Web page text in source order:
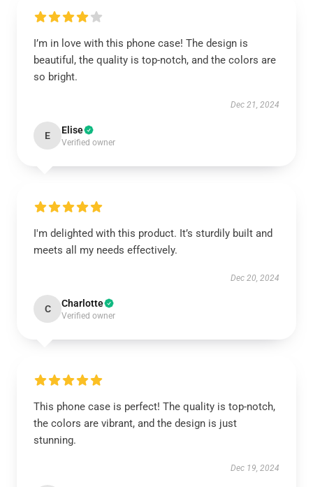
I’m in love with this phone case! The design is
beautiful, the quality is top-notch, and the colors are
so bright.
Dec 21, 2024
E Elise
Verified owner
I'm delighted with this product. It’s sturdily built and
meets all my needs effectively.
Dec 20, 2024
C Charlotte
Verified owner
This phone case is perfect! The quality is top-notch,
the colors are vibrant, and the design is just
stunning.
Dec 19, 2024